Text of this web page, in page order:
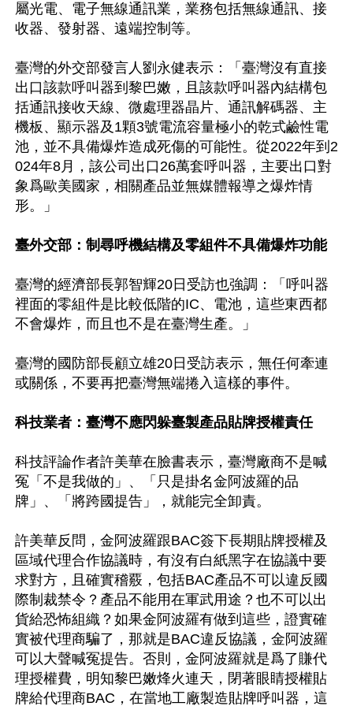
屬光電、電子無線通訊業，業務包括無線通訊、接
收器、發射器、遠端控制等。
臺灣的外交部發言人劉永健表示：「臺灣沒有直接
出口該款呼叫器到黎巴嫩，且該款呼叫器內結構包
括通訊接收天線、微處理器晶片、通訊解碼器、主
機板、顯示器及1顆3號電流容量極小的乾式鹼性電
池，並不具備爆炸造成死傷的可能性。從2022年到2
024年8月，該公司出口26萬套呼叫器，主要出口對
象爲歐美國家，相關產品並無媒體報導之爆炸情
形。」
臺外交部：制尋呼機結構及零組件不具備爆炸功能
臺灣的經濟部長郭智輝20日受訪也強調：「呼叫器
裡面的零組件是比較低階的IC、電池，這些東西都
不會爆炸，而且也不是在臺灣生產。」
臺灣的國防部長顧立雄20日受訪表示，無任何牽連
或關係，不要再把臺灣無端捲入這樣的事件。
科技業者：臺灣不應閃躲臺製產品貼牌授權責任
科技評論作者許美華在臉書表示，臺灣廠商不是喊
冤「不是我做的」、「只是掛名金阿波羅的品
牌」、「將跨國提告」，就能完全卸責。
許美華反問，金阿波羅跟BAC簽下長期貼牌授權及
區域代理合作協議時，有沒有白紙黑字在協議中要
求對方，且確實稽覈，包括BAC產品不可以違反國
際制裁禁令？產品不能用在軍武用途？也不可以出
貨給恐怖組織？如果金阿波羅有做到這些，證實確
實被代理商騙了，那就是BAC違反協議，金阿波羅
可以大聲喊冤提告。否則，金阿波羅就是爲了賺代
理授權費，明知黎巴嫩烽火連天，閉著眼睛授權貼
牌給代理商BAC，在當地工廠製造貼牌呼叫器，這